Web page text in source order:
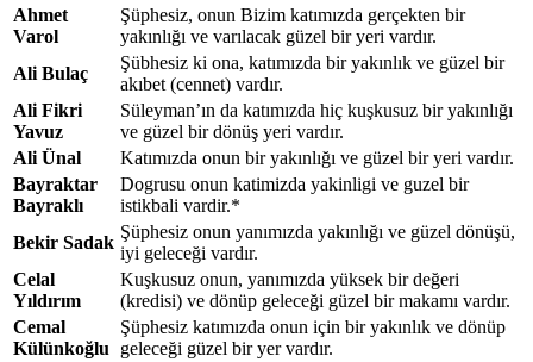
Ahmet
Varol
Şüphesiz, onun Bizim katımızda gerçekten bir
yakınlığı ve varılacak güzel bir yeri vardır.
Ali Bulaç
Şübhesiz ki ona, katımızda bir yakınlık ve güzel bir
akıbet (cennet) vardır.
Ali Fikri
Yavuz
Süleyman’ın da katımızda hiç kuşkusuz bir yakınlığı
ve güzel bir dönüş yeri vardır.
Ali Ünal
Katımızda onun bir yakınlığı ve güzel bir yeri vardır.
Bayraktar
Bayraklı
Dogrusu onun katimizda yakinligi ve guzel bir
istikbali vardir.*
Bekir Sadak
Şüphesiz onun yanımızda yakınlığı ve güzel dönüşü,
iyi geleceği vardır.
Celal
Yıldırım
Kuşkusuz onun, yanımızda yüksek bir değeri
(kredisi) ve dönüp geleceği güzel bir makamı vardır.
Cemal
Külünkoğlu
Şüphesiz katımızda onun için bir yakınlık ve dönüp
geleceği güzel bir yer vardır.